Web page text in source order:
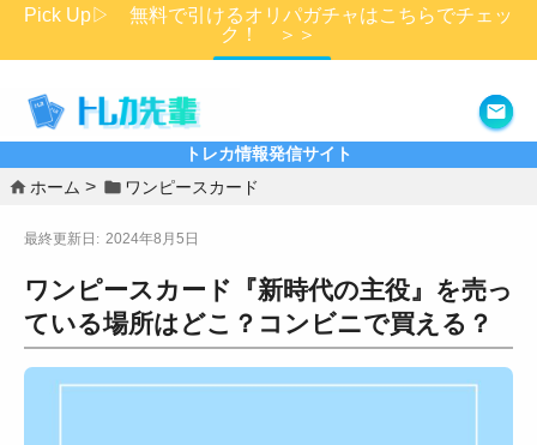
Pick Up▷ 無料で引けるオリパガチャはこちらでチェッ
ク！ ＞＞
トレカ情報発信サイト
ホーム ワンピースカード
2024年8月5日
ワンピースカード『新時代の主役』を売っ
ている場所はどこ？コンビニで買える？